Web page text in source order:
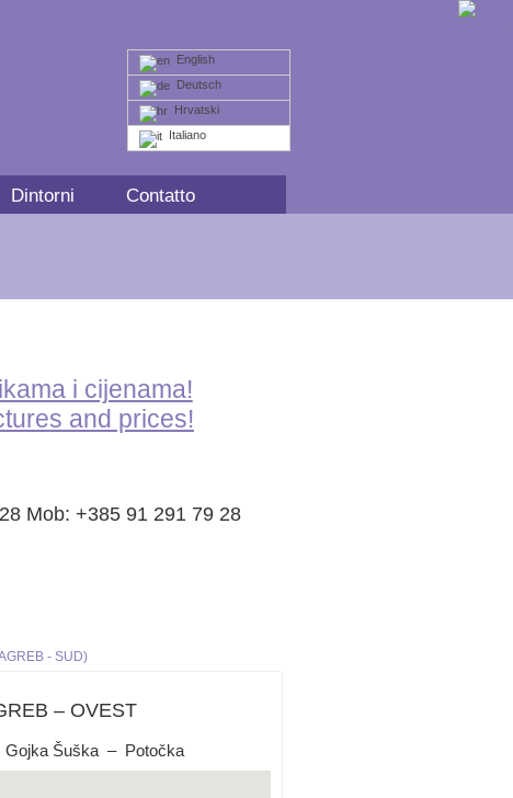
English
Deutsch
Hrvatski
Italiano
Dintorni Contatto
i cijenama!
and prices!
Mob: +385 91 291 79 28
- SUD)
– OVEST
Šuška – Potočka